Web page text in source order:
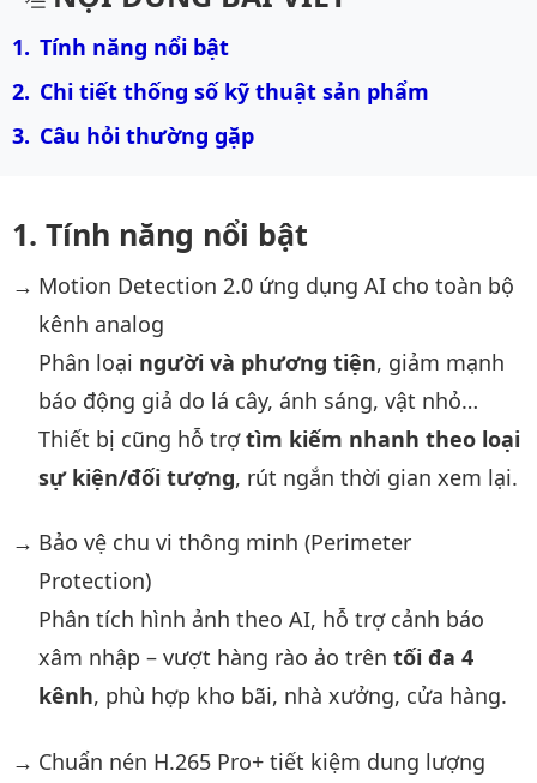
Tính năng nổi bật
Chi tiết thống số kỹ thuật sản phẩm
Câu hỏi thường gặp
Tính năng nổi bật
Motion Detection 2.0 ứng dụng AI cho toàn bộ
kênh analog
Phân loại người và phương tiện, giảm mạnh
báo động giả do lá cây, ánh sáng, vật nhỏ…
Thiết bị cũng hỗ trợtìm kiếm nhanh theo loại
sự kiện/đối tượng, rút ngắn thời gian xem lại.
Bảo vệ chu vi thông minh (Perimeter
Protection)
Phân tích hình ảnh theo AI, hỗ trợ cảnh báo
xâm nhập – vượt hàng rào ảo trên tối đa 4
kênh, phù hợp kho bãi, nhà xưởng, cửa hàng.
Chuẩn nén H.265 Pro+ tiết kiệm dung lượng